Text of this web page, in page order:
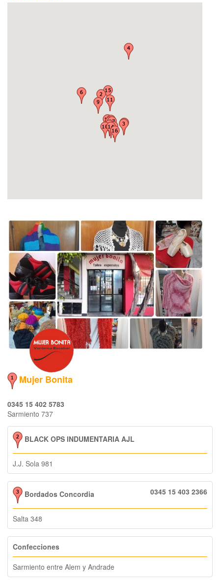
Mujer Bonita
0345 15 402 5783
Sarmiento 737
BLACK OPS INDUMENTARIA AJL
J.J. Sola 981
Bordados Concordia 0345 15 403 2366
Salta 348
Confecciones
Sarmiento entre Alem y Andrade